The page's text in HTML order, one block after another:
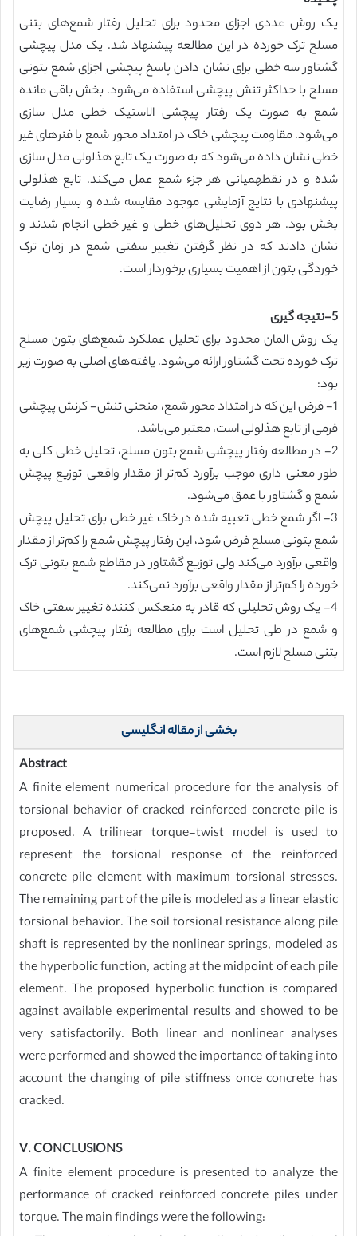
یک روش عددی اجزای محدود برای تحلیل رفتار شمع‌های بتنی
مسلح ترک خورده در این مطالعه پیشنهاد شد. یک مدل پیچشی
گشتاور سه خطی برای نشان دادن پاسخ پیچشی اجزای شمع بتونی
مسلح با حداکثر تنش پیچشی استفاده می‌شود. بخش باقی مانده
شمع به صورت یک رفتار پیچشی الاستیک خطی مدل سازی
می‌شود. مقاومت پیچشی خاک در امتداد محور شمع با فنرهای غیر
خطی نشان داده می‌شود که به صورت یک تابع هذلولی مدل سازی
شده و در نقطهمیانی هر جزء شمع عمل می‌کند. تابع هذلولی
پیشنهادی با نتایج آزمایشی موجود مقایسه شده و بسیار رضایت
بخش بود. هر دوی تحلیل‌های خطی و غیر خطی انجام شدند و
نشان دادند که در نظر گرفتن تغییر سفتی شمع در زمان ترک
خوردگی بتون از اهمیت بسیاری برخوردار است.
5-نتیجه گیری
یک روش المان محدود برای تحلیل عملکرد شمع‌های بتون مسلح
ترک خورده تحت گشتاور ارائه می‌شود. یافته‌های اصلی به صورت زیر
بود:
1- فرض این که در امتداد محور شمع، منحنی تنش- کرنش پیچشی
فرمی از تابع هذلولی است، معتبر می‌باشد.
2- در مطالعه رفتار پیچشی شمع بتون مسلح، تحلیل خطی کلی به
طور معنی داری موجب برآورد کم‌تر از مقدار واقعی توزیع پیچش
شمع و گشتاور با عمق می‌شود.
3- اگر شمع خطی تعبیه شده در خاک غیر خطی برای تحلیل پیچش
شمع بتونی مسلح فرض شود، این رفتار پیچش شمع را کم‌تر از مقدار
واقعی برآورد می‌کند ولی توزیع گشتاور در مقاطع شمع بتونی ترک
خورده را کم‌تر از مقدار واقعی برآورد نمی‌کند.
4- یک روش تحلیلی که قادر به منعکس کننده تغییر سفتی خاک
و شمع در طی تحلیل است برای مطالعه رفتار پیچشی شمع‌های
بتنی مسلح لازم است.
بخشی از مقاله انگلیسی
Abstract
A finite element numerical procedure for the analysis of
torsional behavior of cracked reinforced concrete pile is
proposed. A trilinear torque-twist model is used to
represent the torsional response of the reinforced
concrete pile element with maximum torsional stresses.
The remaining part of the pile is modeled as a linear elastic
torsional behavior. The soil torsional resistance along pile
shaft is represented by the nonlinear springs, modeled as
the hyperbolic function, acting at the midpoint of each pile
element. The proposed hyperbolic function is compared
against available experimental results and showed to be
very satisfactorily. Both linear and nonlinear analyses
were performed and showed the importance of taking into
account the changing of pile stiffness once concrete has
cracked.
V. CONCLUSIONS
A finite element procedure is presented to analyze the
performance of cracked reinforced concrete piles under
torque. The main findings were the following: